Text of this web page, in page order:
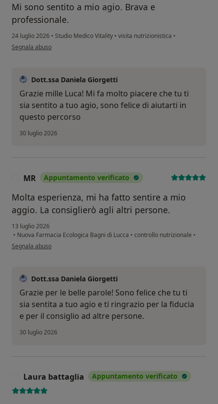
Mi sono sentito a mio agio. Brava e
professionale.
24 luglio 2026 • Studio Medico Vitality • visita nutrizionistica •
secondo l'opinione dell'utente Luca
Segnala abuso
Dott.ssa Daniela Giorgetti
Grazie mille Luca! Mi fa molto piacere che tu ti
sia sentito a tuo agio, sono felice di aiutarti in
questo percorso
30 luglio 2026
MR Appuntamento verificato
Molta esperienza, mi ha fatto sentire a mio
aggio. La consiglierò agli altri persone.
13 luglio 2026
• Nuova Farmacia Ecologica Bagni di Lucca • controllo nutrizionale •
secondo l'opinione dell'utente MR
Segnala abuso
Dott.ssa Daniela Giorgetti
Grazie per le belle parole! Sono felice che tu ti
sia sentita a tuo agio e ti ringrazio per la fiducia
e per il consiglio ad altre persone.
30 luglio 2026
Laura battaglia Appuntamento verificato